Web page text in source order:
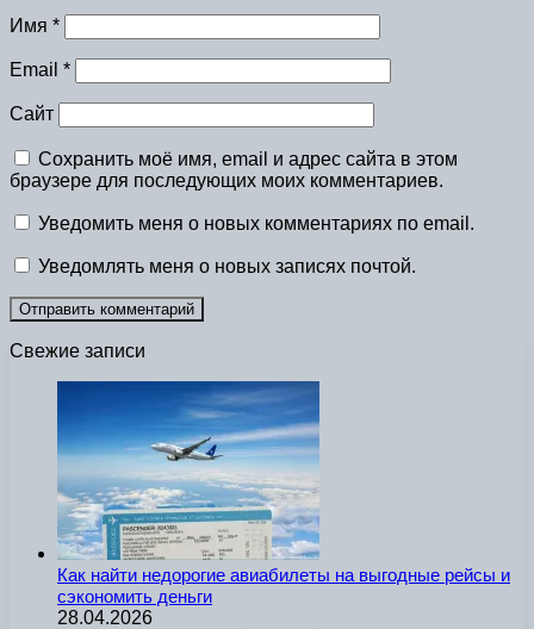
Имя *
Email *
Сайт
Сохранить моё имя, email и адрес сайта в этом
браузере для последующих моих комментариев.
Уведомить меня о новых комментариях по email.
Уведомлять меня о новых записях почтой.
Свежие записи
Как найти недорогие авиабилеты на выгодные рейсы и
сэкономить деньги
28.04.2026